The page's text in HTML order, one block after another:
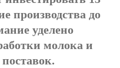
производства до
уделено
молока и